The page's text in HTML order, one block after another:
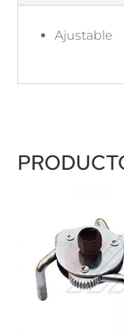
Ajustable